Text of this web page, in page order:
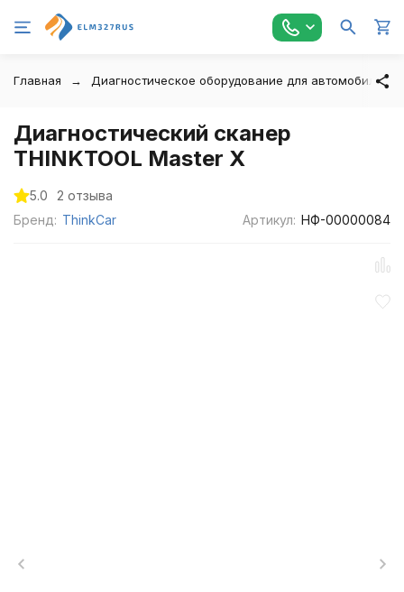
Главная Диагностическое оборудование для автомобилей
Диагностический сканер
THINKTOOL Master X
5.0
2 отзыва
Бренд: ThinkCar Артикул: НФ-00000084